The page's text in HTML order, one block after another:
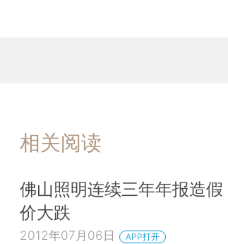
相关阅读
佛山照明连续三年年报造假
价大跌
2012年07月06日 APP打开